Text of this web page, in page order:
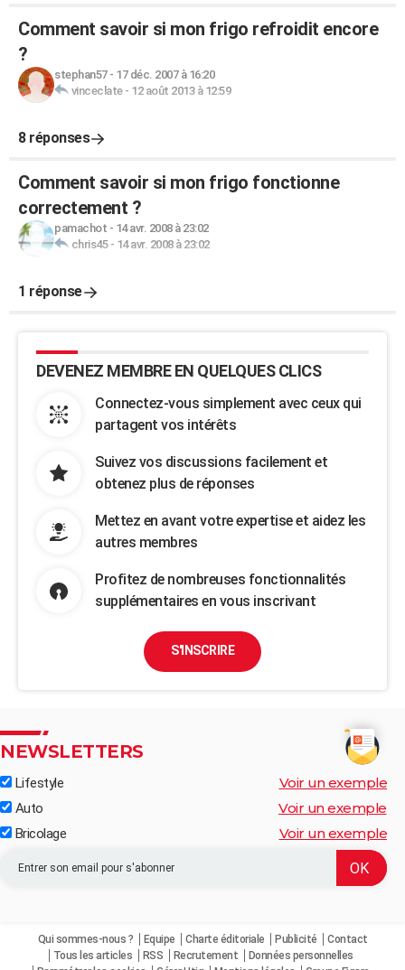
Comment savoir si mon frigo refroidit encore
?
stephan57- 17 déc. 2007 à 16:20
vinceclate- 12 août 2013 à 12:59
8 réponses
Comment savoir si mon frigo fonctionne
correctement ?
pamachot - 14 avr. 2008 à 23:02
chris45- 14 avr. 2008 à 23:02
1 réponse
DEVENEZ MEMBRE EN QUELQUES CLICS
Connectez-vous simplement avec ceux qui
partagent vos intérêts
Suivez vos discussions facilement et
obtenez plus de réponses
Mettez en avant votre expertise et aidez les
autres membres
Profitez de nombreuses fonctionnalités
supplémentaires en vous inscrivant
S'INSCRIRE
NEWSLETTERS
Lifestyle Voir un exemple
Auto Voir un exemple
Bricolage Voir un exemple
Qui sommes-nous ? Equipe Charte éditoriale Publicité
Contact
Tous les articles
RSS Recrutement
Données personnelles